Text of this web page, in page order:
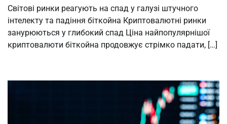
Світові ринки реагують на спад у галузі штучного
інтелекту та падіння біткойна Криптовалютні ринки
занурюються у глибокий спад Ціна найпопулярнішої
криптовалюти біткойна продовжує стрімко падати, […]